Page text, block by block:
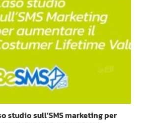
studio sull’SMS marketing per